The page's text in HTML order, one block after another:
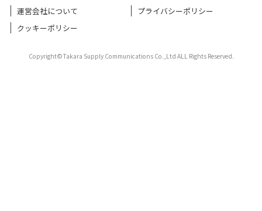
運営会社について
プライバシーポリシー
クッキーポリシー
Copyright©Takara Supply Communications Co.,Ltd ALL Rights Reserved.